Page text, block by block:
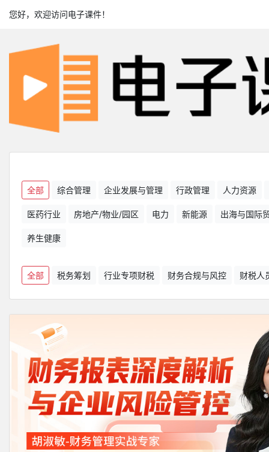
您好，欢迎访问电子课件！
全部 综合管理 企业发展与管理 行政管理 人力资源
医药行业 房地产/物业/园区 电力 新能源 出海与国际
养生健康
全部 税务筹划 行业专项财税 财务合规与风控 财税人